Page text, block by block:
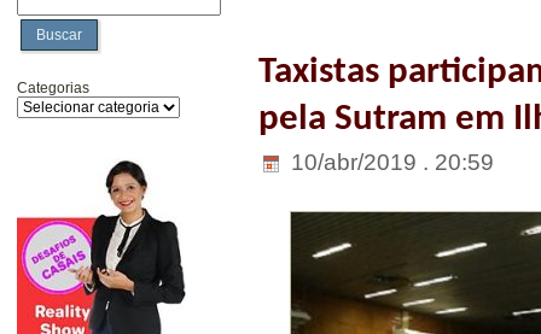
Buscar
Categorias
Taxistas
pela Sutram em
10/abr/2019 . 20:59